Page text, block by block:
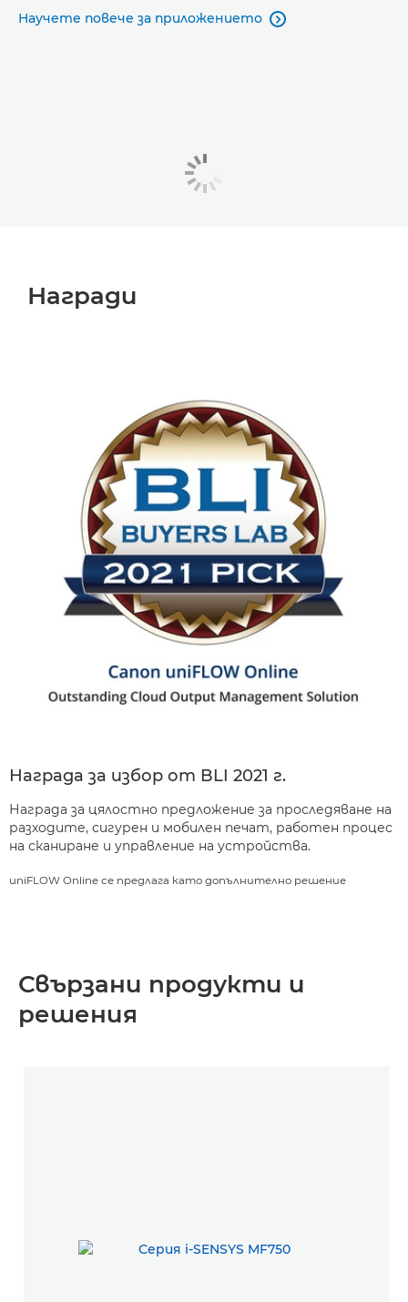
Научете повече за приложението 
Награди
Награда за избор от BLI 2021 г.
Награда за цялостно предложение за проследяване на
разходите, сигурен и мобилен печат, работен процес
на сканиране и управление на устройства.
uniFLOW Online се предлага като допълнително решение
Свързани продукти и
решения